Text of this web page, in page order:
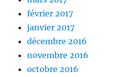
février 2017
janvier 2017
décembre 2016
novembre 2016
octobre 2016